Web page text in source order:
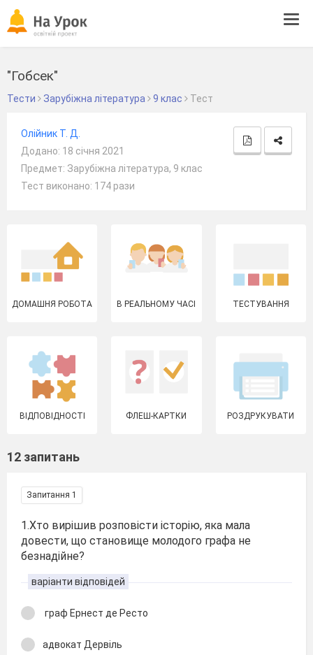
"Гобсек"
Тести Зарубіжна література 9 клас Тест
Олійник Т. Д.
Додано: 18 січня 2021
Предмет: Зарубіжна література, 9 клас
Тест виконано: 174 рази
ДОМАШНЯ РОБОТА В РЕАЛЬНОМУ ЧАСІ ТЕСТУВАННЯ
ВІДПОВІДНОСТІ ФЛЕШ-КАРТКИ РОЗДРУКУВАТИ
12 запитань
Запитання 1
1.Хто вирішив розповісти історію, яка мала
довести, що становище молодого графа не
безнадійне?
варіанти відповідей
граф Ернест де Ресто
адвокат Дервіль